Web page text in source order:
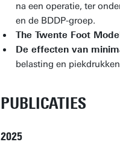
na een operatie, ter
en de BDDP-groep.
The Twente Foot
De effecten van
belasting en
PUBLICATIES
2025